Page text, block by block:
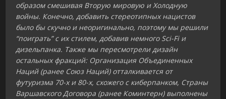
образом смешивая Вторую мировую и Холодную
войны. Конечно, добавить стереотипных нацистов
было бы скучно и неоригинально, поэтому мы решили
“поиграть” с их стилем, добавив немного Sci-Fi и
дизельпанка. Также мы пересмотрели дизайн
остальных фракций: Организация Объединенных
Наций (ранее Союз Наций) отталкивается от
футуризма 70-х и 80-х, схожего с киберпанком, Страны
Варшавского Договора (ранее Коминтерн) выполнены